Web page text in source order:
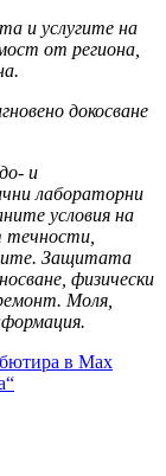
и услугите на
от региона,
докосване
и
лабораторни
условия на
течности,
Защитата
физически
Моля,
в Max